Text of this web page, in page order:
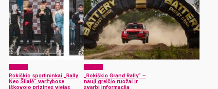
Rokiškio sportininkai „Rally
Neo Šilalė“ varžybose
iškovojo prizines vietas
„Rokiškio Grand Rally“ –
nauji greičio ruožai ir
svarbi informacija